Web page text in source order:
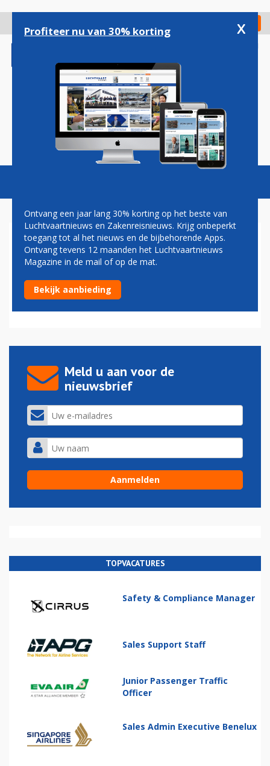
gaan
Check in
Magazine Podcasts Vacatures
FOKKER 130
'Fokker 130 is veel meer dan een droom'
06-07-2021 - 12:40
Meld u aan voor de
nieuwsbrief
TOPVACATURES
Safety & Compliance Manager
Sales Support Staff
Junior Passenger Traffic
Officer
Sales Admin Executive Benelux
Profiteer nu van 30% korting x
Ontvang een jaar lang 30% korting op het beste van
Luchtvaartnieuws en Zakenreisnieuws. Krijg onbeperkt
toegang tot al het nieuws en de bijbehorende Apps.
Ontvang tevens 12 maanden het Luchtvaartnieuws
Magazine in de mail of op de mat.
Bekijk aanbieding